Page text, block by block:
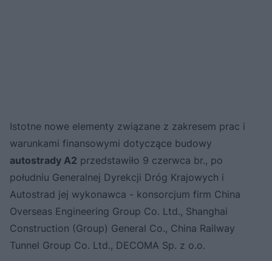
Istotne nowe elementy związane z zakresem prac i
warunkami finansowymi dotyczące budowy
autostrady A2 przedstawiło 9 czerwca br., po
południu Generalnej Dyrekcji Dróg Krajowych i
Autostrad jej wykonawca - konsorcjum firm China
Overseas Engineering Group Co. Ltd., Shanghai
Construction (Group) General Co., China Railway
Tunnel Group Co. Ltd., DECOMA Sp. z o.o.